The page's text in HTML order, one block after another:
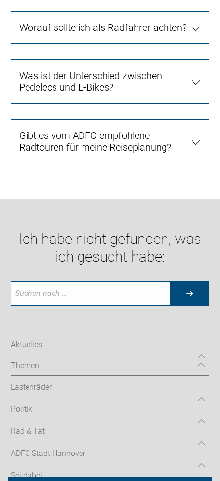
Worauf sollte ich als Radfahrer achten?
Was ist der Unterschied zwischen
Pedelecs und E-Bikes?
Gibt es vom ADFC empfohlene
Radtouren für meine Reiseplanung?
Ich habe nicht gefunden, was
ich gesucht habe:
Aktuelles
Themen
Lastenräder
Politik
Rad & Tat
ADFC Stadt Hannover
Sei dabei